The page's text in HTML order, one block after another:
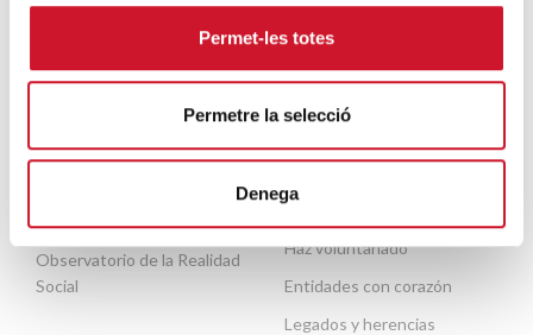
Permet-les totes
Permetre la selecció
Denega
Necesitas ayuda
Agenda
Observatorio de la Realidad
Social
socio
Haz voluntariado
Entidades con corazón
Legados y herencias